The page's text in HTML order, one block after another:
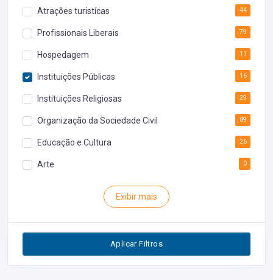
Atrações turistícas 44
Profissionais Liberais 79
Hospedagem 11
Instituições Públicas 16
Instituições Religiosas 29
Organização da Sociedade Civil 89
Educação e Cultura 26
Arte 0
Exibir mais
Aplicar Filtros